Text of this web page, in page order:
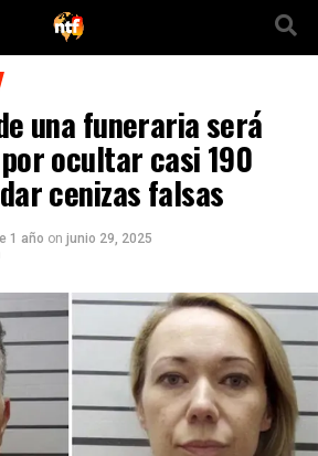
una funeraria será
ocultar casi 190
cenizas falsas
1 año on junio 29, 2025